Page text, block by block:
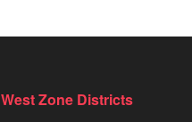
West Zone Districts